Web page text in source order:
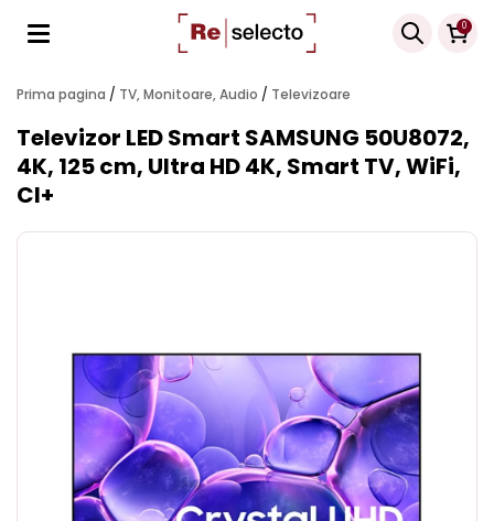
0
Products
search
Prima pagina / TV, Monitoare, Audio / Televizoare
Televizor LED Smart SAMSUNG 50U8072,
4K, 125 cm, Ultra HD 4K, Smart TV, WiFi,
CI+